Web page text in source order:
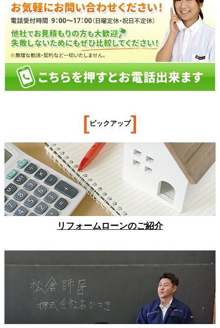
[ピックアップ]
リフォームローンのご紹介